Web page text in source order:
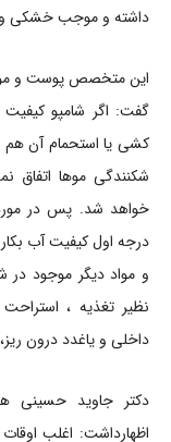
داشته و موجب خشکی و
این متخصص پوست و مو
گفت: اگر شامپو کیفیت
کشی یا استحمام آن
شکنندگی موها اتفاق
خواهد شد. پس در مورد
درجه اول کیفیت آب
و مواد دیگر موجود در
نظیر تغذیه ،
داخلی و یاغدد درون
دکتر جاوید حسینی
اظهارداشت: اغلب